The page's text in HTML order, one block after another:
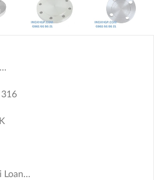
Loan…